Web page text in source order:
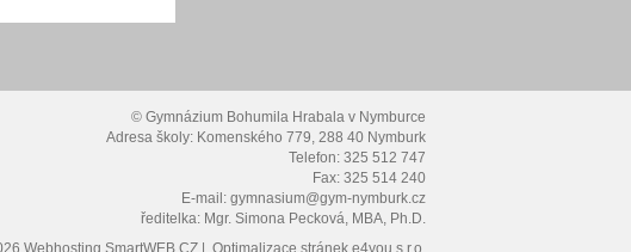
© Gymnázium Bohumila Hrabala v Nymburce
Adresa školy: Komenského 779, 288 40 Nymburk
Telefon: 325 512 747
Fax: 325 514 240
E-mail: gymnasium@gym-nymburk.cz
ředitelka: Mgr. Simona Pecková, MBA, Ph.D.
Webhosting SmartWEB.CZ | Optimalizace stránek e4you s.r.o.